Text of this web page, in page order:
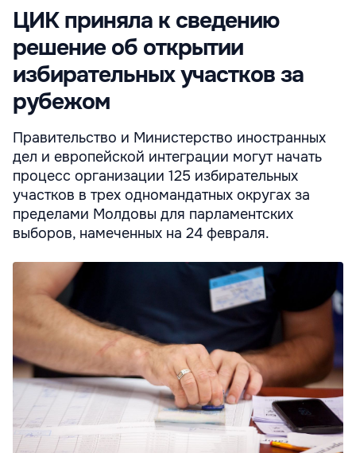
ЦИК приняла к сведению
решение об открытии
избирательных участков за
рубежом
Правительство и Министерство иностранных
дел и европейской интеграции могут начать
процесс организации 125 избирательных
участков в трех одномандатных округах за
пределами Молдовы для парламентских
выборов, намеченных на 24 февраля.